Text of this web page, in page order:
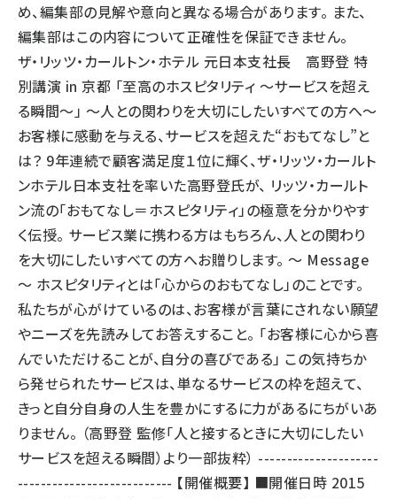
め、編集部の見解や意向と異なる場合があります。 また、
編集部はこの内容について正確性を保証できません。
ザ・リッツ・カールトン・ホテル 元日本支社長 高野登 特
別講演 in 京都 「至高のホスピタリティ ～サービスを超え
る瞬間～」 ～人との関わりを大切にしたいすべての方へ～
お客様に感動を与える、サービスを超えた“おもてなし”と
は？ 9年連続で顧客満足度１位に輝く、ザ・リッツ・カールト
ンホテル日本支社を率いた高野登氏が、 リッツ・カールト
ン流の「おもてなし＝ホスピタリティ」の極意を分かりやす
く伝授。 サービス業に携わる方はもちろん、人との関わり
を大切にしたいすべての方へお贈りします。 ～ Message
～ ホスピタリティとは「心からのおもてなし」のことです。
私たちが心がけているのは、お客様が言葉にされない願望
やニーズを先読みしてお答えすること。 「お客様に心から喜
んでいただけることが、自分の喜びである」 この気持ちか
ら発せられたサービスは、単なるサービスの枠を超えて、
きっと自分自身の人生を豊かにするに力があるにちがいあ
りません。 （高野登 監修「人と接するときに大切にしたい
サービスを超える瞬間）より一部抜粋） ---------------------
--------------------------- 【開催概要】 ■開催日時 2015